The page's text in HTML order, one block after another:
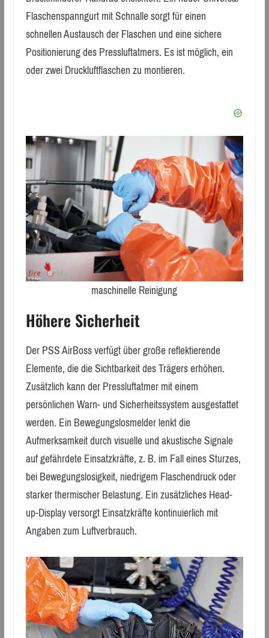
Flaschenspanngurt mit Schnalle sorgt für einen
schnellen Austausch der Flaschen und eine sichere
Positionierung des Pressluftatmers. Es ist möglich, ein
oder zwei Druckluftflaschen zu montieren.
maschinelle Reinigung
Höhere Sicherheit
Der PSS AirBoss verfügt über große reflektierende
Elemente, die die Sichtbarkeit des Trägers erhöhen.
Zusätzlich kann der Pressluftatmer mit einem
persönlichen Warn- und Sicherheitssystem ausgestattet
werden. Ein Bewegungslosmelder lenkt die
Aufmerksamkeit durch visuelle und akustische Signale
auf gefährdete Einsatzkräfte, z. B. im Fall eines Sturzes,
bei Bewegungslosigkeit, niedrigem Flaschendruck oder
starker thermischer Belastung. Ein zusätzliches Head-
up-Display versorgt Einsatzkräfte kontinuierlich mit
Angaben zum Luftverbrauch.